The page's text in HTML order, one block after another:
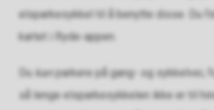
elsparkesykkel til å benytte disse. Du
kartet i Ryde-appen.
Du kanparkere på gang- og sykkelvei,
så lenge elsparkesykkelen ikke er til